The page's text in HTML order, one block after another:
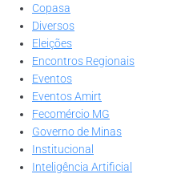
Copasa
Diversos
Eleições
Encontros Regionais
Eventos
Eventos Amirt
Fecomércio MG
Governo de Minas
Institucional
Inteligência Artificial